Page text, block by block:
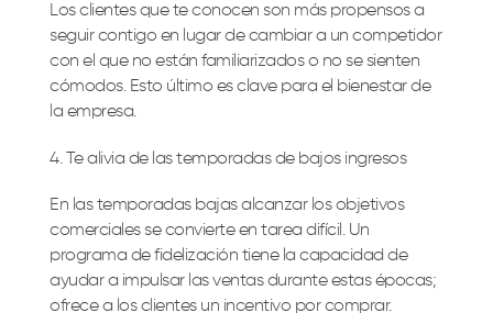
Los clientes que te conocen son más propensos a
seguir contigo en lugar de cambiar a un competidor
con el que no están familiarizados o no se sienten
cómodos. Esto último es clave para el bienestar de
la empresa.
Te alivia de las temporadas de bajos ingresos
En las temporadas bajas alcanzar los objetivos
comerciales se convierte en tarea difícil. Un
programa de fidelización tiene la capacidad de
ayudar a impulsar las ventas durante estas épocas;
ofrece a los clientes un incentivo por comprar.